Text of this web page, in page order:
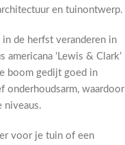
en tuinontwerp.
de herfst veranderen in
‘Lewis & Clark’
boom gedijt goed in
onderhoudsarm, waardoor
niveaus.
voor je tuin of een